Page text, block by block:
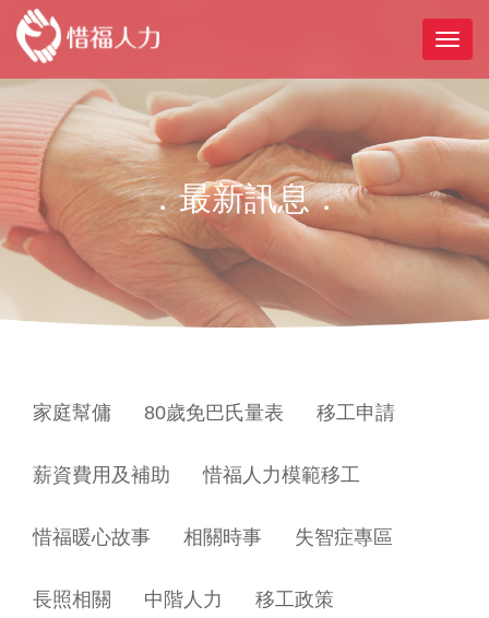
．最新訊息．
家庭幫傭 80歲免巴氏量表 移工申請
薪資費用及補助 惜福人力模範移工
惜福暖心故事 相關時事 失智症專區
長照相關 中階人力 移工政策